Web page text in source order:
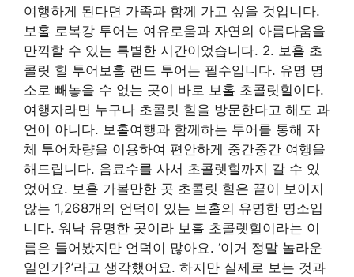
여행하게 된다면 가족과 함께 가고 싶을 것입니다.
보홀 로복강 투어는 여유로움과 자연의 아름다움을
만끽할 수 있는 특별한 시간이었습니다. 2. 보홀 초
콜릿 힐 투어보홀 랜드 투어는 필수입니다. 유명 명
소로 빼놓을 수 없는 곳이 바로 보홀 초콜릿힐이다.
여행자라면 누구나 초콜릿 힐을 방문한다고 해도 과
언이 아니다. 보홀여행과 함께하는 투어를 통해 자
체 투어차량을 이용하여 편안하게 중간중간 여행을
해드립니다. 음료수를 사서 초콜렛힐까지 갈 수 있
었어요. 보홀 가볼만한 곳 초콜릿 힐은 끝이 보이지
않는 1,268개의 언덕이 있는 보홀의 유명한 명소입
니다. 워낙 유명한 곳이라 보홀 초콜렛힐이라는 이
름은 들어봤지만 언덕이 많아요. ‘이거 정말 놀라운
일인가?’라고 생각했어요. 하지만 실제로 보는 것과